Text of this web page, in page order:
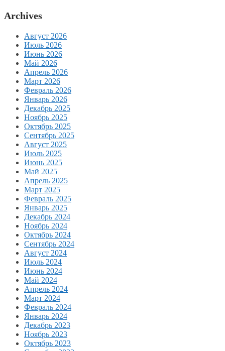
Archives
Август 2026
Июль 2026
Июнь 2026
Май 2026
Апрель 2026
Март 2026
Февраль 2026
Январь 2026
Декабрь 2025
Ноябрь 2025
Октябрь 2025
Сентябрь 2025
Август 2025
Июль 2025
Июнь 2025
Май 2025
Апрель 2025
Март 2025
Февраль 2025
Январь 2025
Декабрь 2024
Ноябрь 2024
Октябрь 2024
Сентябрь 2024
Август 2024
Июль 2024
Июнь 2024
Май 2024
Апрель 2024
Март 2024
Февраль 2024
Январь 2024
Декабрь 2023
Ноябрь 2023
Октябрь 2023